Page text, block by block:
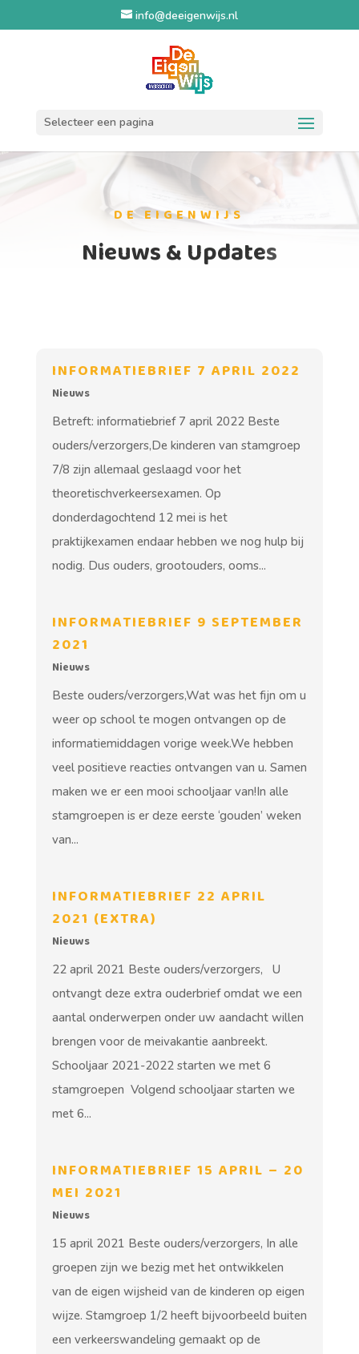
info@deeigenwijs.nl
Selecteer een pagina
DE EIGENWIJS
Nieuws & Updates
INFORMATIEBRIEF 7 APRIL 2022
Nieuws
Betreft: informatiebrief 7 april 2022 Beste
ouders/verzorgers,De kinderen van stamgroep
7/8 zijn allemaal geslaagd voor het
theoretischverkeersexamen. Op
donderdagochtend 12 mei is het
praktijkexamen endaar hebben we nog hulp bij
nodig. Dus ouders, grootouders, ooms...
INFORMATIEBRIEF 9 SEPTEMBER
2021
Nieuws
Beste ouders/verzorgers,Wat was het fijn om u
weer op school te mogen ontvangen op de
informatiemiddagen vorige week.We hebben
veel positieve reacties ontvangen van u. Samen
maken we er een mooi schooljaar van!In alle
stamgroepen is er deze eerste ‘gouden’ weken
van...
INFORMATIEBRIEF 22 APRIL
2021 (EXTRA)
Nieuws
22 april 2021 Beste ouders/verzorgers, U
ontvangt deze extra ouderbrief omdat we een
aantal onderwerpen onder uw aandacht willen
brengen voor de meivakantie aanbreekt.
Schooljaar 2021-2022 starten we met 6
stamgroepen Volgend schooljaar starten we
met 6...
INFORMATIEBRIEF 15 APRIL – 20
MEI 2021
Nieuws
15 april 2021 Beste ouders/verzorgers, In alle
groepen zijn we bezig met het ontwikkelen
van de eigen wijsheid van de kinderen op eigen
wijze. Stamgroep 1/2 heeft bijvoorbeeld buiten
een verkeerswandeling gemaakt op de